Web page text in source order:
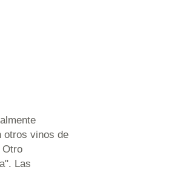
otros vinos de
Otro
Las